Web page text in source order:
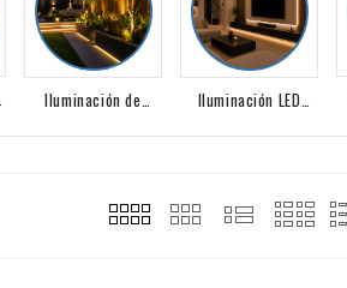
Iluminación de
Iluminación LED